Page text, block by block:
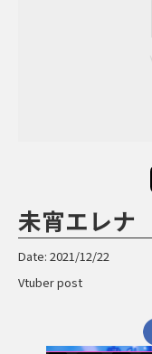
未宵エレナ
Date: 2021/12/22
Vtuber post